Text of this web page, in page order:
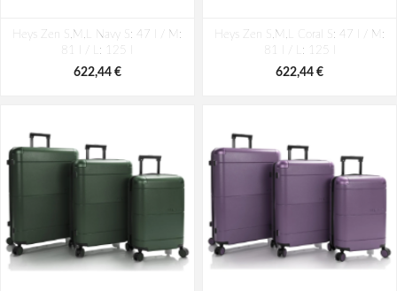
Heys Zen S,M,L Navy S: 47 l / M:
81 l / L: 125 l
622,44 €
Heys Zen S,M,L Coral S: 47 l / M:
81 l / L: 125 l
622,44 €